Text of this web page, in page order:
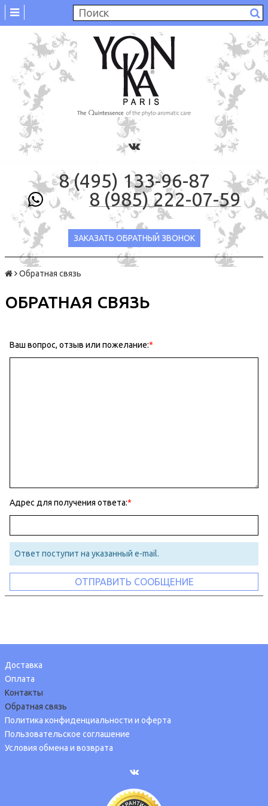
8 (495) 133-96-87
8 (985) 222-07-59
ЗАКАЗАТЬ ОБРАТНЫЙ ЗВОНОК
Обратная связь
ОБРАТНАЯ СВЯЗЬ
Ваш вопрос, отзыв или пожелание:
Адрес для получения ответа:
Ответ поступит на указанный e-mail.
Доставка
Оплата
Контакты
Обратная связь
Политика конфиденциальности и оферта
Пользовательское соглашение
Условия обмена и возврата